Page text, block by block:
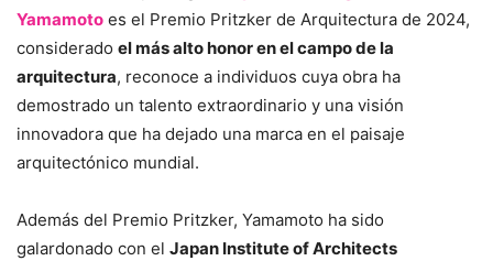
Yamamoto es el Premio Pritzker de Arquitectura de 2024,
considerado el más alto honor en el campo de la
arquitectura, reconoce a individuos cuya obra ha
demostrado un talento extraordinario y una visión
innovadora que ha dejado una marca en el paisaje
arquitectónico mundial.
Además del Premio Pritzker, Yamamoto ha sido
galardonado con el Japan Institute of Architects